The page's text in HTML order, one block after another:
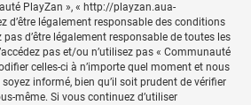
PlayZan », « http://playzan.aua-
d’être légalement responsable des conditions
pas d’être légalement responsable de toutes les
pas et/ou n’utilisez pas « Communauté
celles-ci à n’importe quel moment et nous
informé, bien qu’il soit prudent de vérifier
même. Si vous continuez d’utiliser